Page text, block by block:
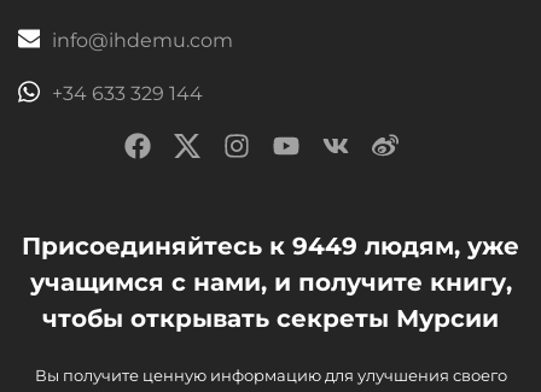
info@ihdemu.com
+34 633 329 144
Присоединяйтесь к 9449 людям, уже
учащимся с нами, и получите книгу,
чтобы открывать секреты Мурсии
Вы получите ценную информацию для улучшения своего